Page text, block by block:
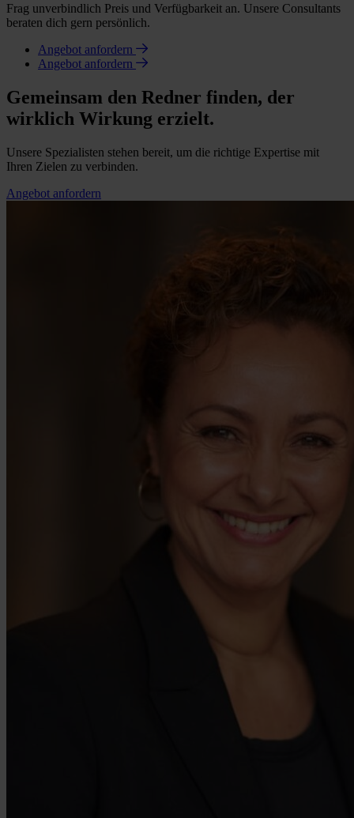
Frag unverbindlich Preis und Verfügbarkeit an. Unsere Consultants
beraten dich gern persönlich.
Angebot anfordern
Angebot anfordern
Gemeinsam den Redner finden, der
wirklich Wirkung erzielt.
Unsere Spezialisten stehen bereit, um die richtige Expertise mit
Ihren Zielen zu verbinden.
Angebot anfordern